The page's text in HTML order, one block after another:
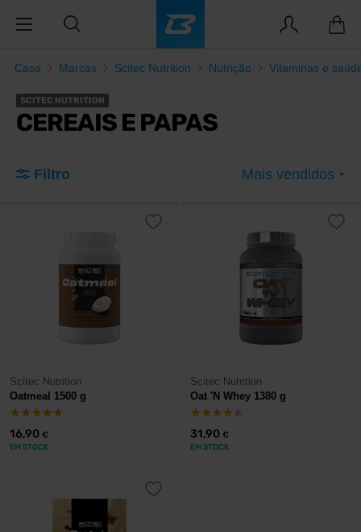
Casa Marcas Scitec Nutrition Nutrição Vitaminas e
SCITEC NUTRITION
CEREAIS E PAPAS
Filtro Mais vendidos
Scitec Nutrition
Oatmeal 1500 g
16,90 €
EM STOCK
Scitec Nutrition
Oat 'N Whey 1380 g
31,90 €
EM STOCK